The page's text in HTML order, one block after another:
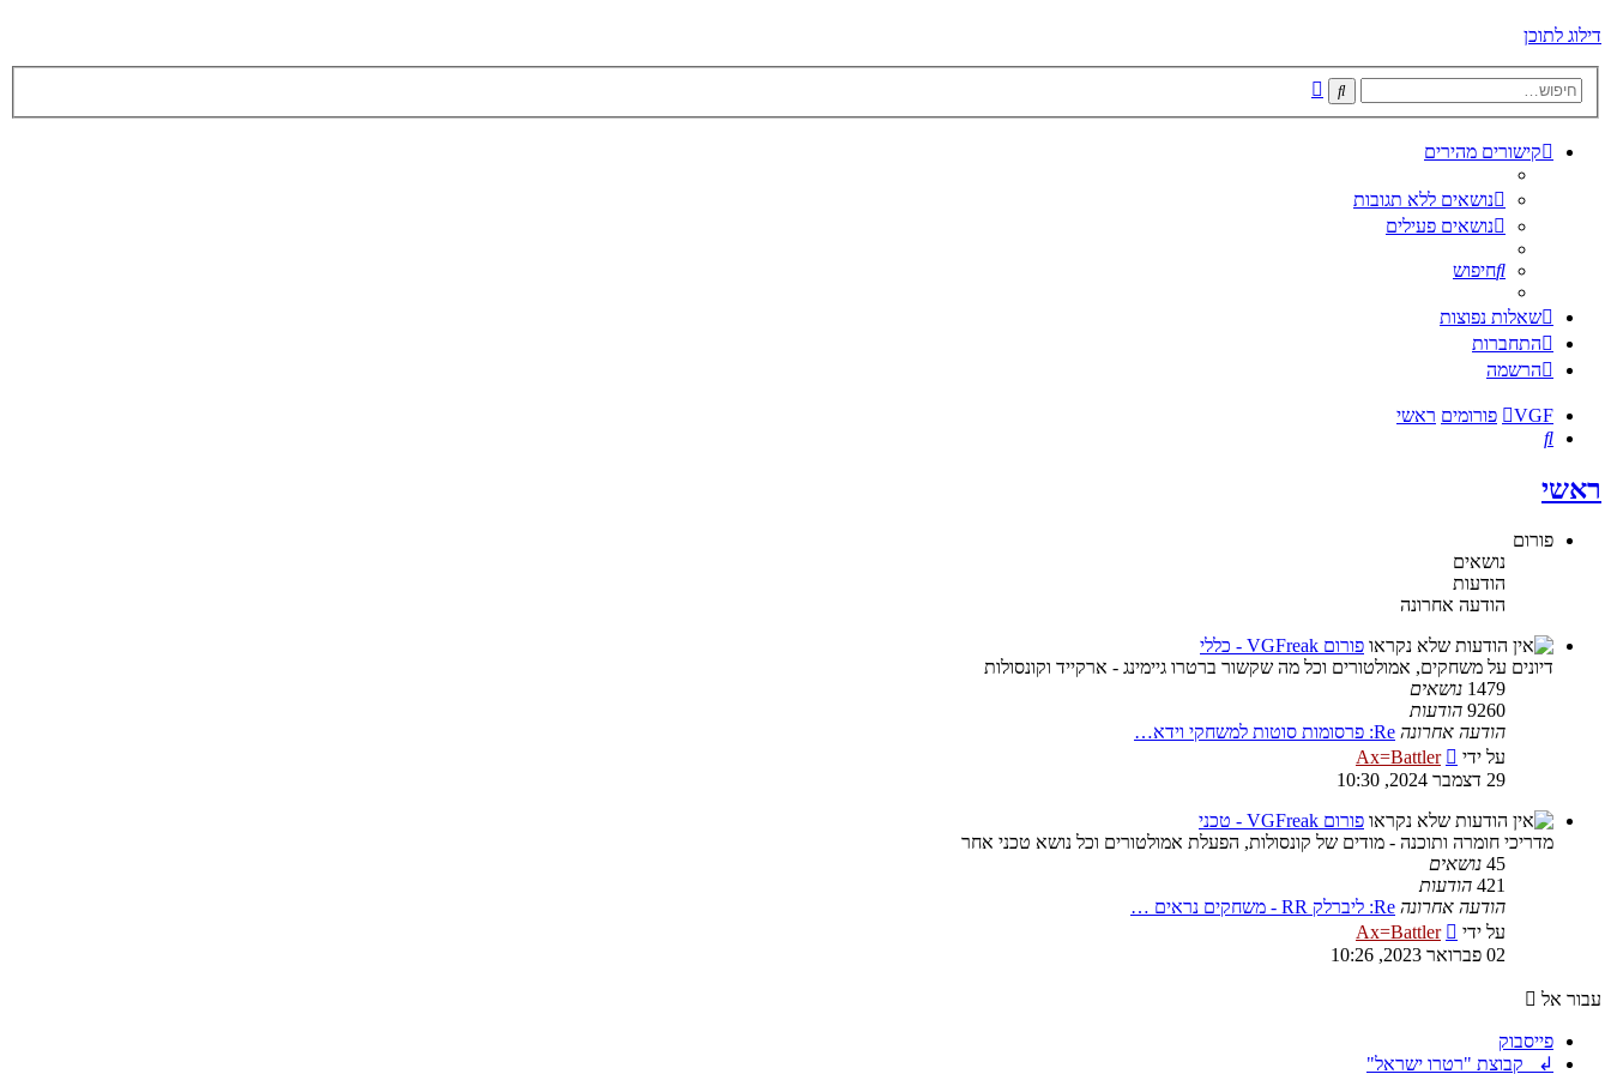
דילוג לתוכן
חיפוש
קישורים מהירים
נושאים ללא תגובות
נושאים פעילים
חיפוש
שאלות נפוצות
התחברות
הרשמה
VGF פורומים ראשי
חיפוש
ראשי
פורום
נושאים
הודעות
הודעה אחרונה
פורום VGFreak - כללי
דיונים על משחקים, אמולטורים וכל מה שקשור ברטרו גיימינג - ארקייד וקונסולות
1479 נושאים
9260 הודעות
הודעה אחרונה Re: פרסומות סוטות למשחקי וידא…
על ידי
Ax=Battler
בהודעה
29 דצמבר 2024, 10:30
פורום VGFreak - טכני
מדריכי חומרה ותוכנה - מודים של קונסולות, הפעלת אמולטורים וכל נושא טכני אחר
45 נושאים
421 הודעות
הודעה אחרונה Re: ליברלק RR - משחקים נראים …
על ידי
Ax=Battler
בהודעה
02 פברואר 2023, 10:26
עבור אל
פייסבוק
↲ קבוצת "רטרו ישראל"